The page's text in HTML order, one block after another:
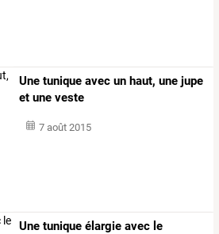
Une tunique avec un haut, une jupe
et une veste
7 août 2015
Une tunique élargie avec le